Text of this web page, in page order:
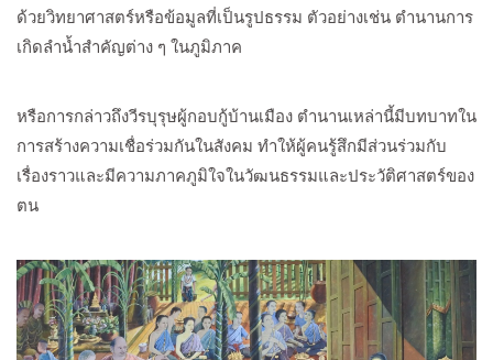
ด้วยวิทยาศาสตร์หรือข้อมูลที่เป็นรูปธรรม ตัวอย่างเช่น ตำนานการ
เกิดลำน้ำสำคัญต่าง ๆ ในภูมิภาค
หรือการกล่าวถึงวีรบุรุษผู้กอบกู้บ้านเมือง ตำนานเหล่านี้มีบทบาทใน
การสร้างความเชื่อร่วมกันในสังคม ทำให้ผู้คนรู้สึกมีส่วนร่วมกับ
เรื่องราวและมีความภาคภูมิใจในวัฒนธรรมและประวัติศาสตร์ของ
ตน